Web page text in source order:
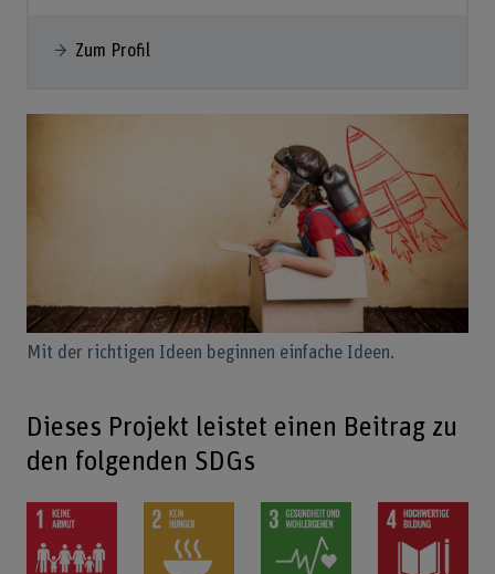
Zum Profil
Mit der richtigen Ideen beginnen einfache Ideen.
Dieses Projekt leistet einen Beitrag zu
den folgenden SDGs